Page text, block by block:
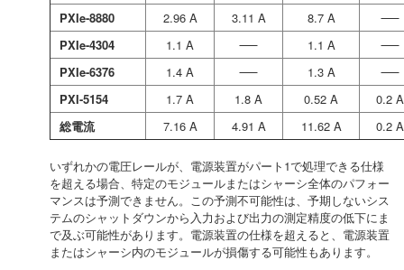
PXIe-8880
2.96 A 3.11 A
8.7 A
PXIe-4304
1.1 A
1.1 A
PXIe-6376
1.4 A
1.3 A
PXI-5154
1.7 A 1.8 A 0.52 A
0.2 A
総電流
7.16 A 4.91 A 11.62 A 0.2 A
いずれかの電圧レールが、電源装置がパート1で処理できる仕様
を超える場合、特定のモジュールまたはシャーシ全体のパフォー
マンスは予測できません。この予測不可能性は、予期しないシス
テムのシャットダウンから入力および出力の測定精度の低下にま
で及ぶ可能性があります。電源装置の仕様を超えると、電源装置
またはシャーシ内のモジュールが損傷する可能性もあります。